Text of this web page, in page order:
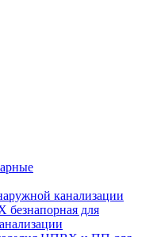
канализации
для